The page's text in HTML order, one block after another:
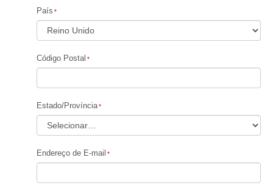
País
Código Postal
Estado/Província
Endereço de E-mail